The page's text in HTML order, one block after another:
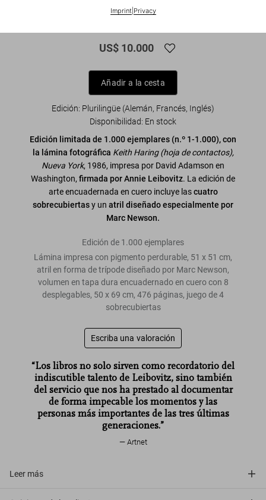
Imprint| Privacy
FEW LEFT
US$ 10.000
Añadir a la cesta
Edición: Plurilingüe (Alemán, Francés, Inglés)
Disponibilidad: En stock
Edición limitada de 1.000 ejemplares (n.º 1-1.000), con
la lámina fotográfica Keith Haring (hoja de contactos),
Nueva York, 1986, impresa por David Adamson en
Washington, firmada por Annie Leibovitz. La edición de
arte encuadernada en cuero incluye lascuatro
sobrecubiertasy un atril diseñado especialmente por
Marc Newson.
Edición de 1.000 ejemplares
Lámina impresa con pigmento perdurable, 51 x 51 cm,
atril en forma de trípode diseñado por Marc Newson,
volumen en tapa dura encuadernado en cuero con 8
desplegables, 50 x 69 cm, 476 páginas, juego de 4
sobrecubiertas
Escriba una valoración
“Los libros no solo sirven como recordatorio del
indiscutible talento de Leibovitz, sino también
del servicio que nos ha prestado al documentar
de forma impecable los momentos y las
personas más importantes de las tres últimas
generaciones.”
Artnet
Leer más